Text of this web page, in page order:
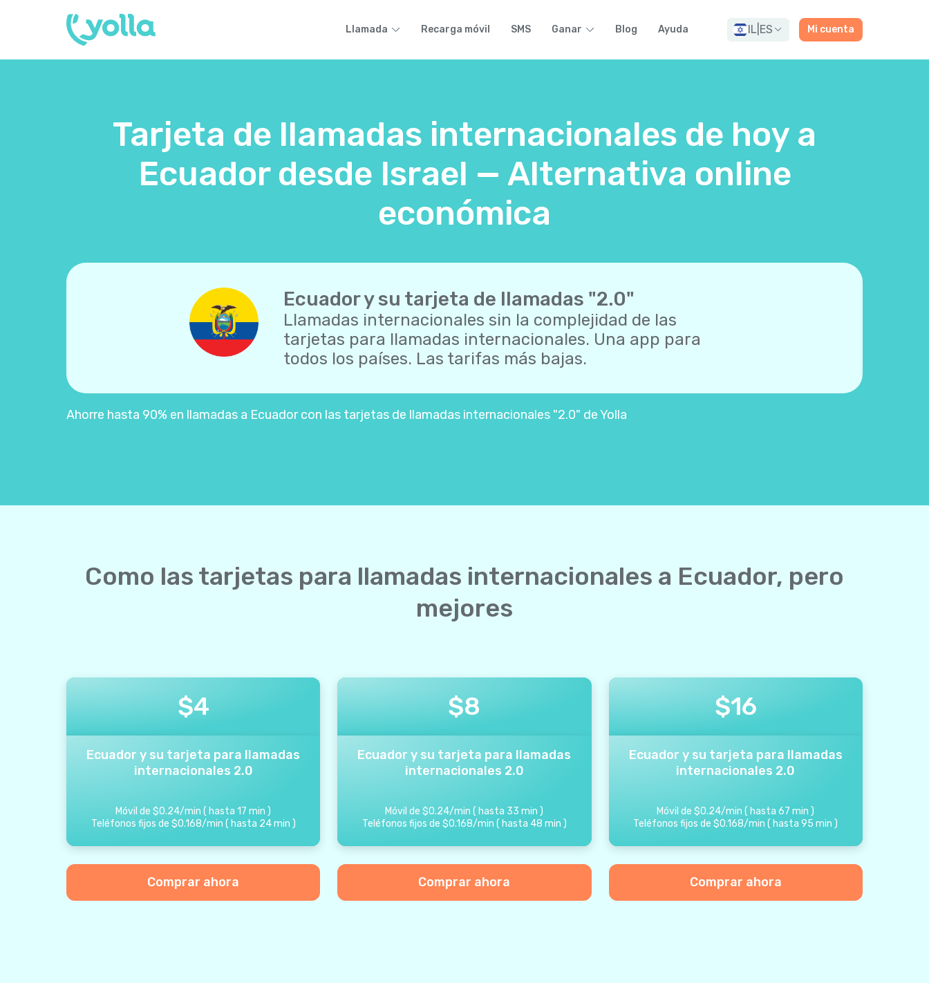
Llamada Recarga móvil SMS Ganar Blog Ayuda IL ES Mi cuenta
Tarjeta de llamadas internacionales de hoy a
Ecuador desde Israel — Alternativa online
económica
Ecuador y su tarjeta de llamadas "2.0"
Llamadas internacionales sin la complejidad de las
tarjetas para llamadas internacionales. Una app para
todos los países. Las tarifas más bajas.
Ahorre hasta 90% en llamadas a Ecuador con las tarjetas de llamadas internacionales "2.0" de Yolla
Como las tarjetas para llamadas internacionales a Ecuador, pero
mejores
$4
Ecuador y su tarjeta para llamadas
internacionales 2.0
Móvil de $0.24/min ( hasta 17 min )
Teléfonos fijos de $0.168/min ( hasta 24min )
Comprar ahora
$8
Ecuador y su tarjeta para llamadas
internacionales 2.0
Móvil de $0.24/min ( hasta 33 min )
Teléfonos fijos de $0.168/min ( hasta 48 min )
Comprar ahora
$16
Ecuador y su tarjeta para llamadas
internacionales 2.0
Móvil de $0.24/min ( hasta 67 min )
Teléfonos fijos de $0.168/min ( hasta 95 min )
Comprar ahora